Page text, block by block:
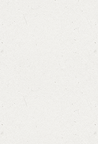
Benedicite
Domine,
cognoscant
Read More